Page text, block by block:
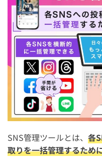
ハッシュタグやフォ
機能があるか
現場スタッフと管理
あるか
SNS管理ツールを導入
SNS管理ツールを導
SNS管理ツールを導入
1. 導入するSNS管理
SNS管理ツールとは、 各
取りを一括管理するため